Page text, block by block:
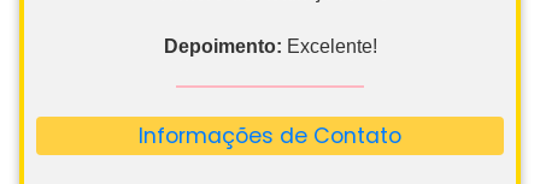
Depoimento: Excelente!
Informações de Contato